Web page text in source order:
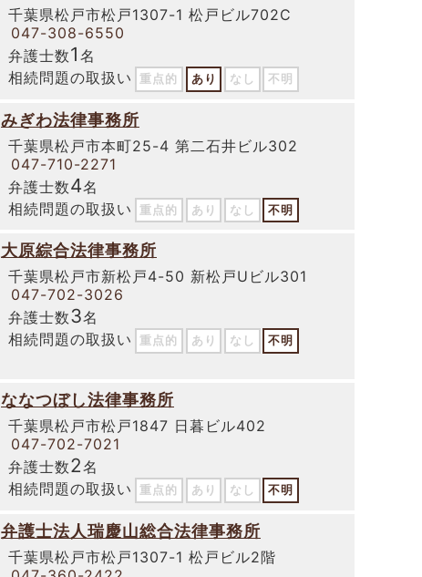
千葉県松戸市松戸1307-1 松戸ビル702C
047-308-6550
弁護士数1 名
相続問題の取扱い
重点的 あり なし 不明
みぎわ法律事務所
千葉県松戸市本町25-4 第二石井ビル302
047-710-2271
弁護士数4名
相続問題の取扱い
重点的 あり なし 不明
大原綜合法律事務所
千葉県松戸市新松戸4-50 新松戸Uビル301
047-702-3026
弁護士数3名
相続問題の取扱い
重点的 あり なし 不明
ななつぼし法律事務所
千葉県松戸市松戸1847 日暮ビル402
047-702-7021
弁護士数2名
相続問題の取扱い
重点的 あり なし 不明
弁護士法人瑞慶山総合法律事務所
千葉県松戸市松戸1307-1 松戸ビル2階